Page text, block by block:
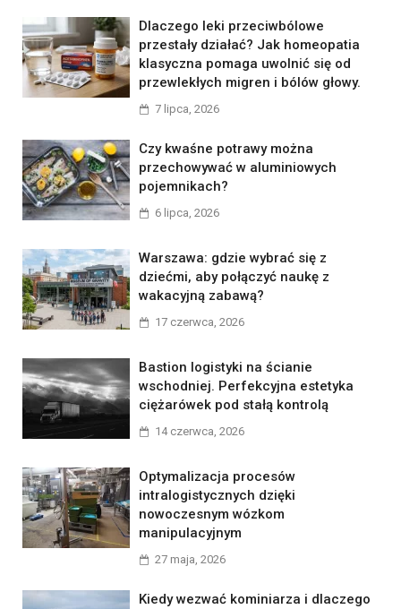
Dlaczego leki przeciwbólowe
przestały działać? Jak homeopatia
klasyczna pomaga uwolnić się od
przewlekłych migren i bólów głowy.
7 lipca, 2026
Czy kwaśne potrawy można
przechowywać w aluminiowych
pojemnikach?
6 lipca, 2026
Warszawa: gdzie wybrać się z
dziećmi, aby połączyć naukę z
wakacyjną zabawą?
17 czerwca, 2026
Bastion logistyki na ścianie
wschodniej. Perfekcyjna estetyka
ciężarówek pod stałą kontrolą
14 czerwca, 2026
Optymalizacja procesów
intralogistycznych dzięki
nowoczesnym wózkom
manipulacyjnym
27 maja, 2026
Kiedy wezwać kominiarza i dlaczego